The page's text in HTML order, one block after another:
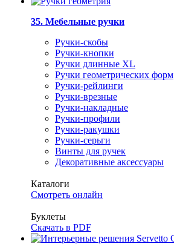
35. Мебельные ручки
Ручки-скобы
Ручки-кнопки
Ручки длинные XL
Ручки геометрических форм
Ручки-рейлинги
Ручки-врезные
Ручки-накладные
Ручки-профили
Ручки-ракушки
Ручки-серьги
Винты для ручек
Декоративные аксессуары
Каталоги
Смотреть онлайн
Буклеты
Скачать в PDF